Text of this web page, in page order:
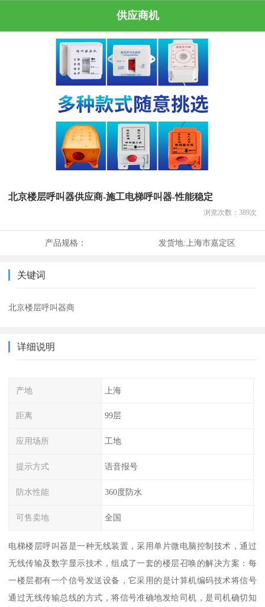
供应商机
北京楼层呼叫器供应商-施工电梯呼叫器-性能稳定
浏览次数： 389次
产品规格： 发货地:上海市嘉定区
关键词
北京楼层呼叫器商
详细说明
产地 上海
距离 99层
应用场所 工地
提示方式 语音报号
防水性能 360度防水
可售卖地 全国
电梯楼层呼叫器是一种无线装置，采用单片微电脑控制技术，通过
无线传输及数字显示技术，组成了一套的楼层召唤的解决方案：每
一楼层都有一个信号发送设备，它采用的是计算机编码技术将信号
通过无线传输总线的方式，将信号准确地发给司机，是司机确切知